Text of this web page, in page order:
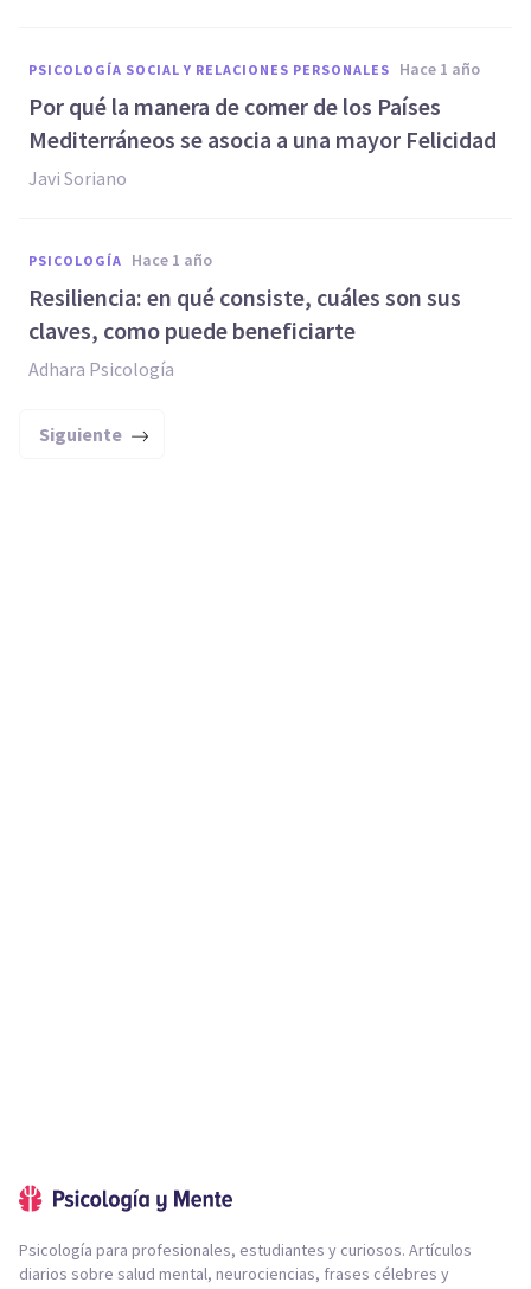
PSICOLOGÍA SOCIAL Y RELACIONES PERSONALES hace 1 año
Por qué la manera de comer de los Países
Mediterráneos se asocia a una mayor Felicidad
Javi Soriano
PSICOLOGÍA hace 1 año
Resiliencia: en qué consiste, cuáles son sus
claves, como puede beneficiarte
Adhara Psicología
Siguiente
Psicología para profesionales, estudiantes y curiosos. Artículos
diarios sobre salud mental, neurociencias, frases célebres y